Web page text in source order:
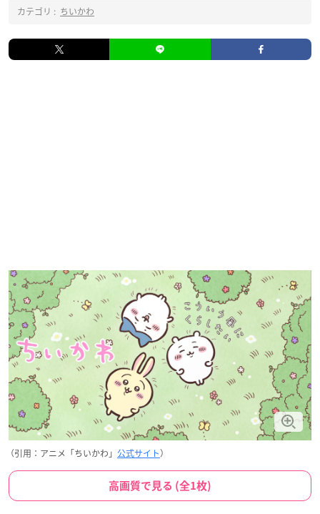
カテゴリ : ちいかわ
（引用：アニメ「ちいかわ」 公式サイト）
高画質で見る (全1枚)